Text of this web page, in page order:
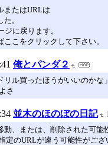
またはURLは
。
ジに戻ります。
ここをクリックして下さい。
俺とパンダ２
リル買ったほうがいいのかな
さ
並木のほのぼの日記
動、または、削除された可能
定のURLが違う可能性がござ